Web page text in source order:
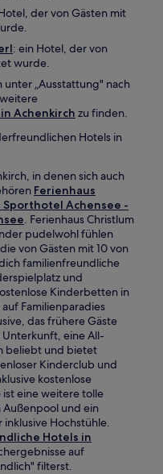
der von Gästen mit
: ein Hotel, der von
wurde.
unter „Ausstattung" nach
Achenkirch zu finden.
Hotels in
in denen sich auch
Ferienhaus
Sporthotel Achensee -
. Ferienhaus Christlum
pudelwohl fühlen
von Gästen mit 10 von
familienfreundliche
und
Kinderbetten in
Familienparadies
das frühere Gäste
eine All-
beliebt und bietet
Kinderclub und
kostenlose
ist eine weitere tolle
und ein
Hochstühle.
Hotels in
auf
filterst.